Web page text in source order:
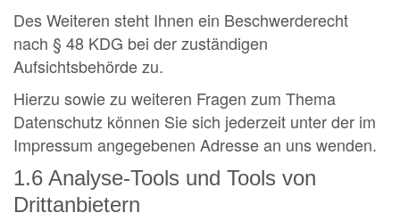
Des Weiteren steht Ihnen ein Beschwerderecht
nach § 48 KDG bei der zuständigen
Aufsichtsbehörde zu.
Hierzu sowie zu weiteren Fragen zum Thema
Datenschutz können Sie sich jederzeit unter der im
Impressum angegebenen Adresse an uns wenden.
1.6 Analyse-Tools und Tools von
Drittanbietern